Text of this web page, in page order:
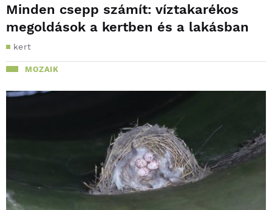
Minden csepp számít: víztakarékos
megoldások a kertben és a lakásban
kert
MOZAIK